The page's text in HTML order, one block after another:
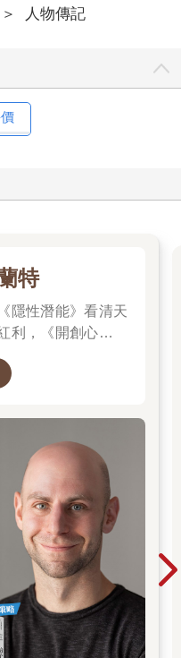
＞ 人物傳記
特
隱性潛能》看清天
利，《開創心態》